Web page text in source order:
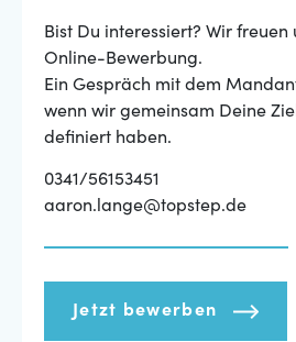
Bist Du interessiert? Wir freuen
Online-Bewerbung.
Ein Gespräch mit dem
wenn wir gemeinsam Deine
definiert haben.
0341/56153451
aaron.lange@topstep.de
Jetzt bewerben